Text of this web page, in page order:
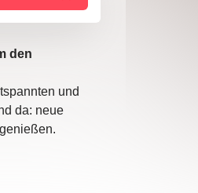
den
und
da: neue